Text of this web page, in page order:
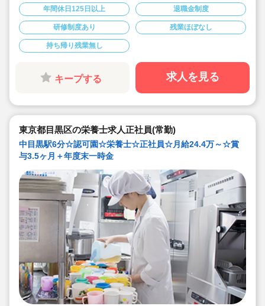
にしています。
◇月給252,700円～/賞与1.5～3.0ヶ月！
◇有給休暇は、半日や1時間単位の取得も可能◎
◇残業代は1分単位で支給☆
◇地方から上京される場合、法人が引っ越し代を補助(規
定内) 23区対応の社宅あり！
◇育産休の取得・復帰実績多数！（男性も育休取得実績
あり）時短勤務制度もあり、お仕事に復帰しやすい体制
◇「イタリア，ドイツ，フィンランド，ハンガリー，ニ
ュージーランド」など、充実の海外研修に参加のチャン
◇無垢の木を使った園舎。優しくぬくもりのある、おう
上実施。キャリアアップを目指せます！
年間休日125日以上 退職金制度
研修制度あり 残業ほぼなし
持ち帰り残業無し
キープする 求人を見る
東京都目黒区の栄養士求人正社員(常勤)
中目黒駅6分☆認可園☆栄養士☆正社員☆月給24.4万～☆賞
与3.5ヶ月＋年度末一時金